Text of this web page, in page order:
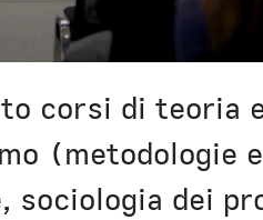
corsi di teoria
(metodologie e
sociologia dei